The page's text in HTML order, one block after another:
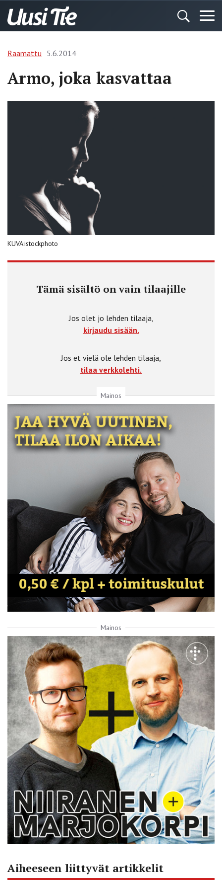
Raamattu 5.6.2014
Armo, joka kasvattaa
KUVA:istockphoto
Tämä sisältö on vain tilaajille
Jos olet jo lehden tilaaja,
kirjaudu sisään.
Jos et vielä ole lehden tilaaja,
tilaa verkkolehti.
Mainos
Mainos
Aiheeseen liittyvät artikkelit